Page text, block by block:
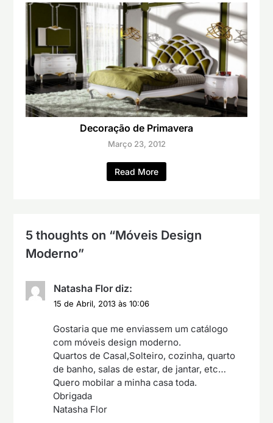
Decoração de Primavera
Março 23, 2012
Read More
5 thoughts on “Móveis Design
Moderno”
Natasha Flor diz:
15 de Abril, 2013 às 10:06
Gostaria que me enviassem um catálogo
com móveis design moderno.
Quartos de Casal,Solteiro, cozinha, quarto
de banho, salas de estar, de jantar, etc…
Quero mobilar a minha casa toda.
Obrigada
Natasha Flor